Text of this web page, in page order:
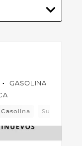
GASOLINA
Gasolina Suv